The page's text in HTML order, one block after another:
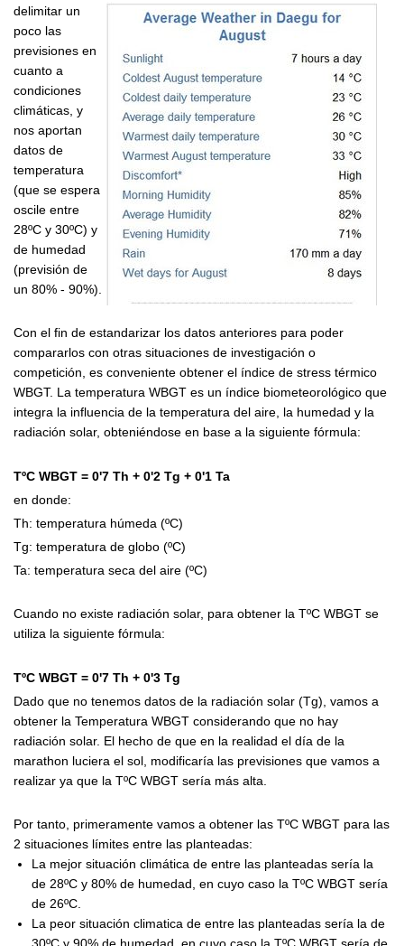
delimitar un
poco las
previsiones en
cuanto a
condiciones
climáticas, y
nos aportan
datos de
temperatura
(que se espera
oscile entre
28ºC y 30ºC) y
de humedad
(previsión de
un 80% - 90%).
Con el fin de estandarizar los datos anteriores para poder
compararlos con otras situaciones de investigación o
competición, es conveniente obtener el índice de stress térmico
WBGT. La temperatura WBGT es un índice biometeorológico que
integra la influencia de la temperatura del aire, la humedad y la
radiación solar, obteniéndose en base a la siguiente fórmula:
TºC WBGT = 0'7 Th + 0'2 Tg + 0'1 Ta
en donde:
Th: temperatura húmeda (ºC)
Tg: temperatura de globo (ºC)
Ta: temperatura seca del aire (ºC)
Cuando no existe radiación solar, para obtener la TºC WBGT se
utiliza la siguiente fórmula:
TºC WBGT = 0'7 Th + 0'3 Tg
Dado que no tenemos datos de la radiación solar (Tg), vamos a
obtener la Temperatura WBGT considerando que no hay
radiación solar. El hecho de que en la realidad el día de la
marathon luciera el sol, modificaría las previsiones que vamos a
realizar ya que la TºC WBGT sería más alta.
Por tanto, primeramente vamos a obtener las TºC WBGT para las
2 situaciones límites entre las planteadas:
La mejor situación climática de entre las planteadas sería la
de 28ºC y 80% de humedad, en cuyo caso la TºC WBGT sería
de 26ºC.
La peor situación climatica de entre las planteadas sería la de